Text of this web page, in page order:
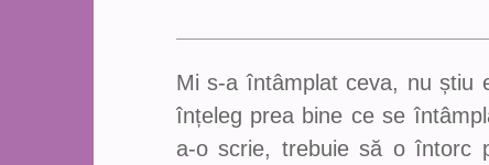
Mi s-a întâmplat ceva, nu știu
înțeleg prea bine ce se
a-o scrie, trebuie să o întorc